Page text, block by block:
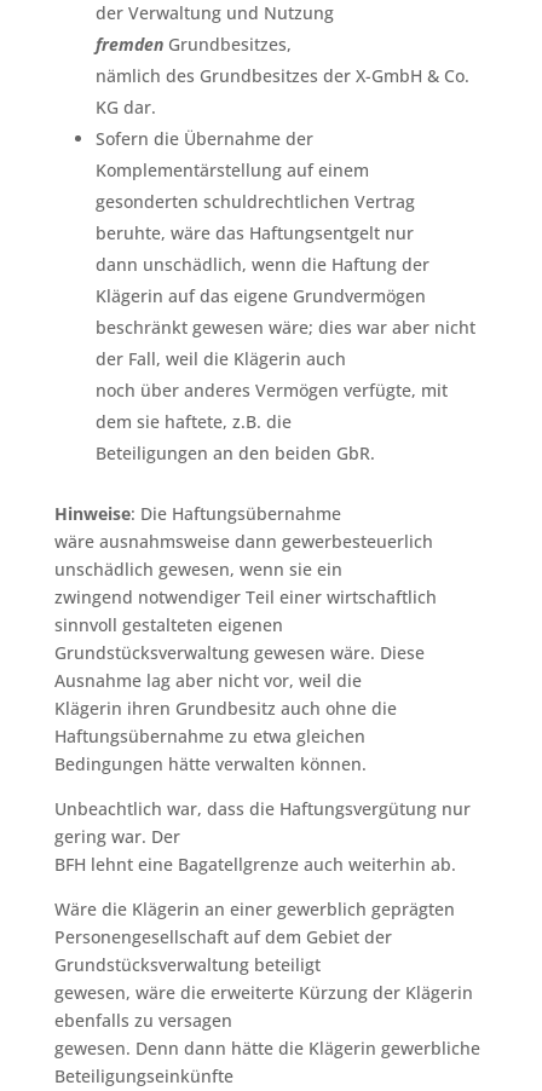
der Verwaltung und Nutzung
fremdenGrundbesitzes,
nämlich des Grundbesitzes der X-GmbH & Co.
KG dar.
Sofern die Übernahme der
Komplementärstellung auf einem
gesonderten schuldrechtlichen Vertrag
beruhte, wäre das Haftungsentgelt nur
dann unschädlich, wenn die Haftung der
Klägerin auf das eigene Grundvermögen
beschränkt gewesen wäre; dies war aber nicht
der Fall, weil die Klägerin auch
noch über anderes Vermögen verfügte, mit
dem sie haftete, z.B. die
Beteiligungen an den beiden GbR.
Hinweise: Die Haftungsübernahme
wäre ausnahmsweise dann gewerbesteuerlich
unschädlich gewesen, wenn sie ein
zwingend notwendiger Teil einer wirtschaftlich
sinnvoll gestalteten eigenen
Grundstücksverwaltung gewesen wäre. Diese
Ausnahme lag aber nicht vor, weil die
Klägerin ihren Grundbesitz auch ohne die
Haftungsübernahme zu etwa gleichen
Bedingungen hätte verwalten können.
Unbeachtlich war, dass die Haftungsvergütung nur
gering war. Der
BFH lehnt eine Bagatellgrenze auch weiterhin ab.
Wäre die Klägerin an einer gewerblich geprägten
Personengesellschaft auf dem Gebiet der
Grundstücksverwaltung beteiligt
gewesen, wäre die erweiterte Kürzung der Klägerin
ebenfalls zu versagen
gewesen. Denn dann hätte die Klägerin gewerbliche
Beteiligungseinkünfte